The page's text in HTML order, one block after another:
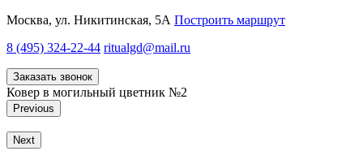
Москва, ул. Никитинская, 5А Построить маршрут
8 (495) 324-22-44 ritualgd@mail.ru
Заказать звонок
Ковер в могильный цветник №2
Previous
Next